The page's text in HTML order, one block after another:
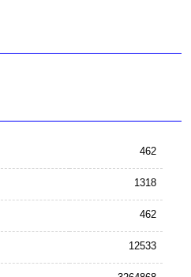
462
1318
462
12533